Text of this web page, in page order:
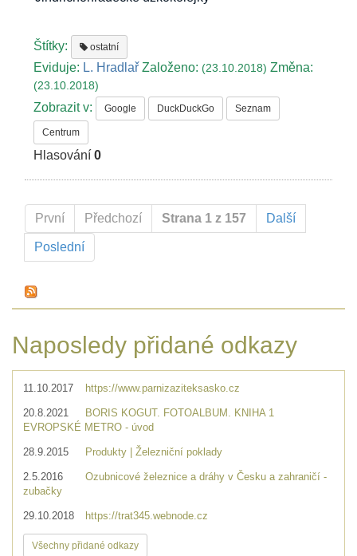
Štítky: ostatní
Eviduje: L. Hradlař Založeno:(23.10.2018)Změna:
(23.10.2018)
Zobrazit v: Google DuckDuckGo Seznam
Centrum
Hlasování0
První Předchozí Strana 1 z 157 Další
Poslední
Naposledy přidané odkazy
11.10.2017 https://www.parnizaziteksasko.cz
20.8.2021
BORIS KOGUT. FOTOALBUM. KNIHA 1
EVROPSKÉ METRO - úvod
28.9.2015 Produkty | Železniční poklady
2.5.2016
Ozubnicové železnice a dráhy v Česku a zahraničí -
zubačky
29.10.2018 https://trat345.webnode.cz
Všechny přidané odkazy